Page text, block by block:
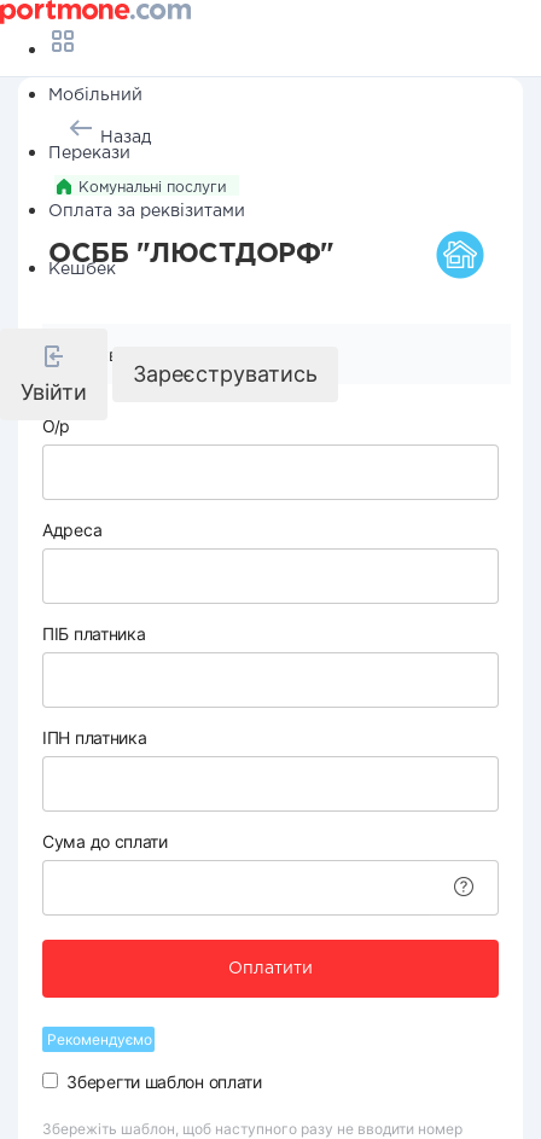
Мобільний
Перекази
Оплата за реквізитами
Кешбек
Увійти
Зареєструватись
Назад
Комунальні послуги
ОСББ "ЛЮСТДОРФ"
Реквізити компанії
О/р
Адреса
ПІБ платника
ІПН платника
Сума до сплати
Оплатити
Рекомендуємо
Зберегти шаблон оплати
Збережіть шаблон, щоб наступного разу не вводити номер